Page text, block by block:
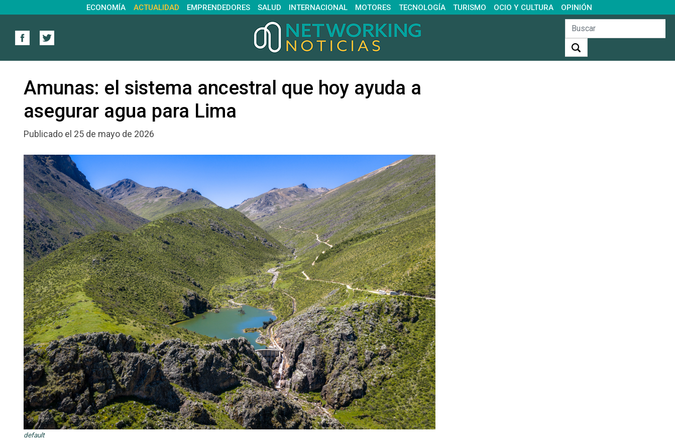
ECONOMÍA ACTUALIDAD EMPRENDEDORES SALUD INTERNACIONAL MOTORES TECNOLOGÍA TURISMO OCIO Y CULTURA OPINIÓN
Amunas: el sistema ancestral que hoy ayuda a
asegurar agua para Lima
Publicado el 25 de mayo de 2026
default